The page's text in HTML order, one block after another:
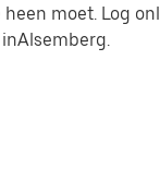
moet. Log